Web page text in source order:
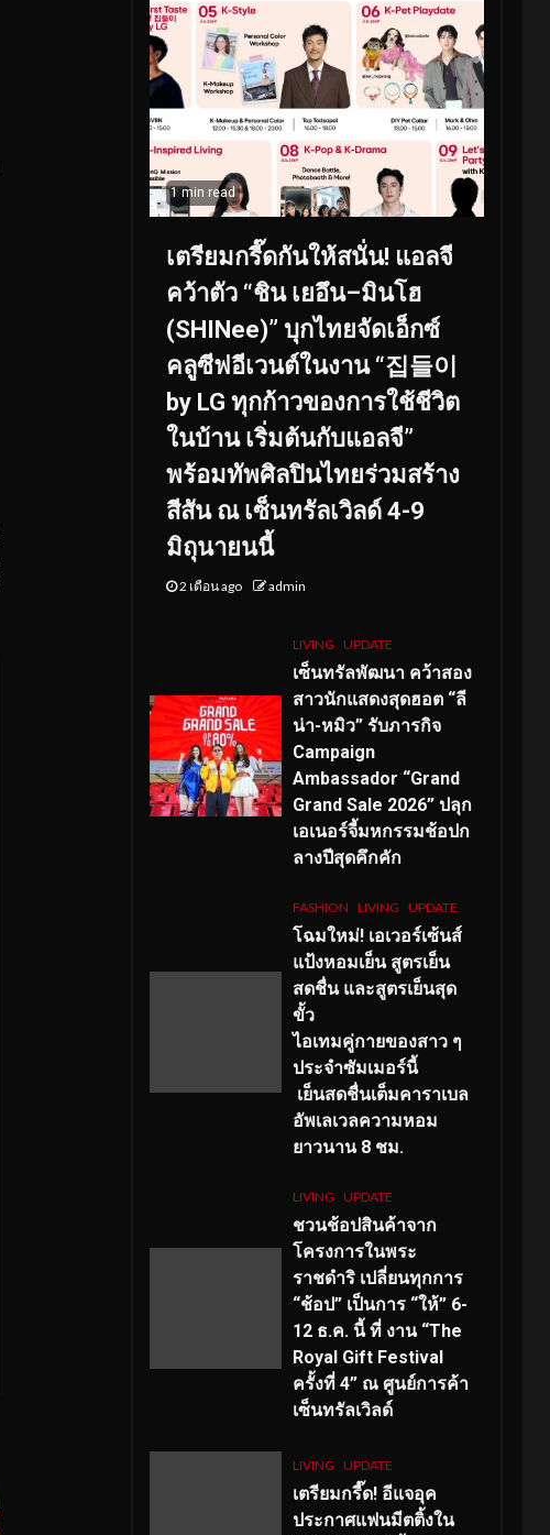
1 min read
เตรียมกรี๊ดกันให้สนั่น! แอลจี
คว้าตัว “ชิน เยอึน–มินโฮ
(SHINee)” บุกไทยจัดเอ็กซ์
คลูซีฟอีเวนต์ในงาน “집들이
by LG ทุกก้าวของการใช้ชีวิต
ในบ้าน เริ่มต้นกับแอลจี”
พร้อมทัพศิลปินไทยร่วมสร้าง
สีสัน ณ เซ็นทรัลเวิลด์ 4-9
มิถุนายนนี้
2 เดือน ago admin
LIVING UPDATE
เซ็นทรัลพัฒนา คว้าสอง
สาวนักแสดงสุดฮอต “ลี
น่า-หมิว” รับภารกิจ
Campaign
Ambassador “Grand
Grand Sale 2026” ปลุก
เอเนอร์จี้มหกรรมช้อปก
ลางปีสุดคึกคัก
FASHION LIVING UPDATE
โฉมใหม่! เอเวอร์เซ้นส์
แป้งหอมเย็น สูตรเย็น
สดชื่น และสูตรเย็นสุด
ขั้ว
ไอเทมคู่กายของสาว ๆ
ประจำซัมเมอร์นี้
เย็นสดชื่นเต็มคาราเบล
อัพเลเวลความหอม
ยาวนาน 8 ชม.
LIVING UPDATE
ชวนช้อปสินค้าจาก
โครงการในพระ
ราชดำริ เปลี่ยนทุกการ
“ช้อป” เป็นการ “ให้” 6-
12 ธ.ค. นี้ ที่ งาน “The
Royal Gift Festival
ครั้งที่ 4” ณ ศูนย์การค้า
เซ็นทรัลเวิลด์
LIVING UPDATE
เตรียมกรี๊ด! อีแจอุค
ประกาศแฟนมีตติ้งใน